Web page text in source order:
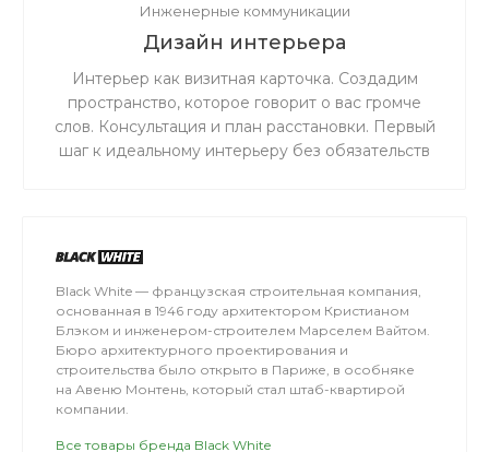
Инженерные коммуникации
Дизайн интерьера
Интерьер как визитная карточка. Создадим
пространство, которое говорит о вас громче
слов. Консультация и план расстановки. Первый
шаг к идеальному интерьеру без обязательств
Black White — французская строительная компания,
основанная в 1946 году архитектором Кристианом
Блэком и инженером-строителем Марселем Вайтом.
Бюро архитектурного проектирования и
строительства было открыто в Париже, в особняке
на Авеню Монтень, который стал штаб-квартирой
компании.
Все товары бренда Black White